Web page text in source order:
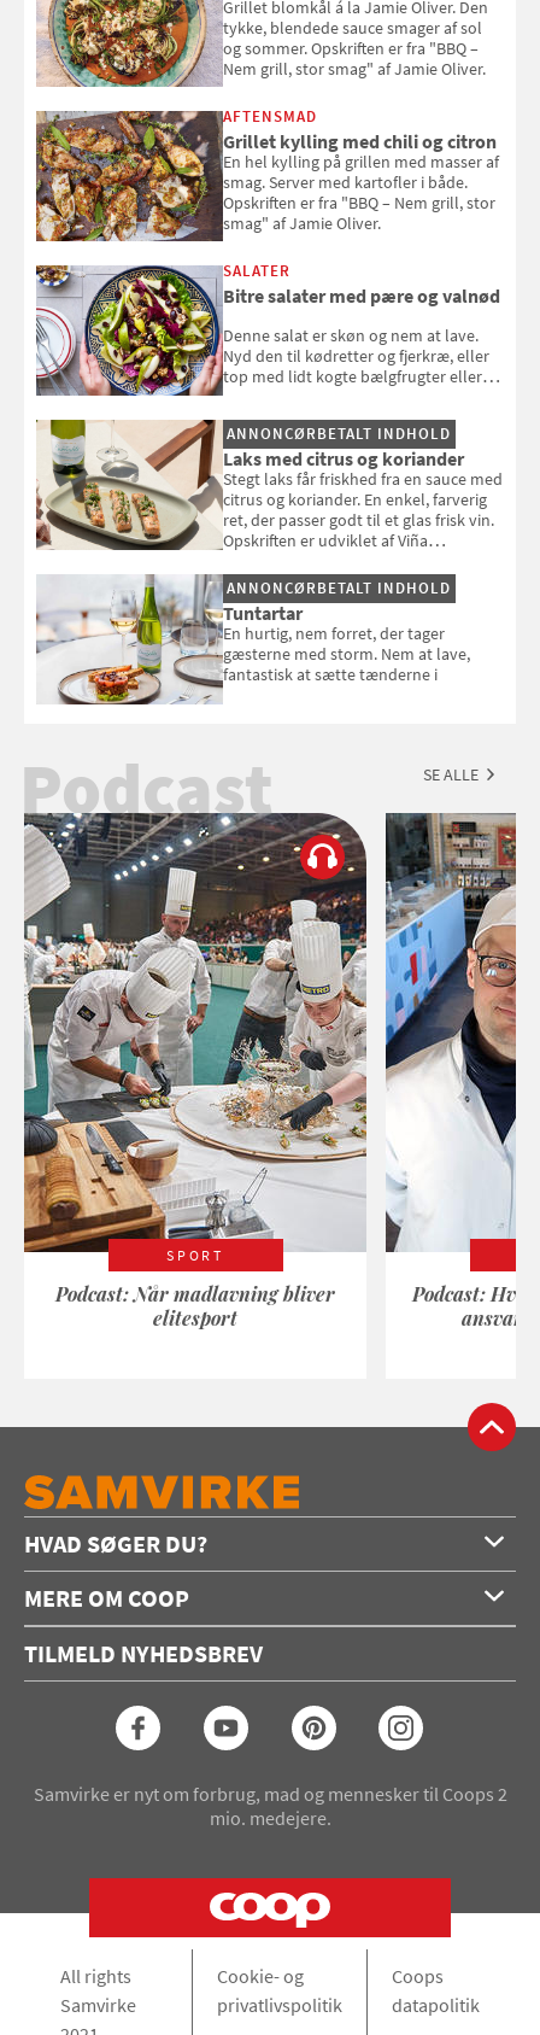
Grillet blomkål á la Jamie Oliver. Den
tykke, blendede sauce smager af sol
og sommer. Opskriften er fra "BBQ –
Nem grill, stor smag" af Jamie Oliver.
AFTENSMAD
Grillet kylling med chili og citron
En hel kylling på grillen med masser af
smag. Server med kartofler i både.
Opskriften er fra "BBQ – Nem grill, stor
smag" af Jamie Oliver.
SALATER
Bitre salater med pære og valnød
Denne salat er skøn og nem at lave.
Nyd den til kødretter og fjerkræ, eller
top med lidt kogte bælgfrugter eller
selvstændigt måltid. Opskriften er fra
Louisa Lorangs kogebog "Salat".
ANNONCØRBETALT INDHOLD
Laks med citrus og koriander
Stegt laks får friskhed fra en sauce med
citrus og koriander. En enkel, farverig
ret, der passer godt til et glas frisk vin.
Opskriften er udviklet af Viña
ANNONCØRBETALT INDHOLD
Tuntartar
En hurtig, nem forret, der tager
gæsterne med storm. Nem at lave,
fantastisk at sætte tænderne i
Podcast SE ALLE
SPORT
Podcast: Når madlavning bliver
elitesport
Podcast:
HVAD SØGER DU?
Forside
Opskrifter
Konkurrencer
MERE OM COOP
Annoncering
Coop medlem
TILMELD NYHEDSBREV
Samvirke er nyt om forbrug, mad og mennesker til Coops 2
mio. medejere.
All rights
Samvirke
Cookie- og
privatlivspolitik
Coops
datapolitik